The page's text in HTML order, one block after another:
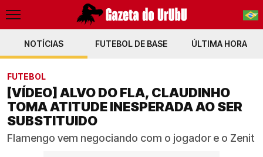
PT-BR
NOTÍCIAS FUTEBOL DE BASE ÚLTIMA HORA
FUTEBOL
[VÍDEO] ALVO DO FLA, CLAUDINHO
TOMA ATITUDE INESPERADA AO SER
SUBSTITUIDO
Flamengo vem negociando com o jogador e o Zenit